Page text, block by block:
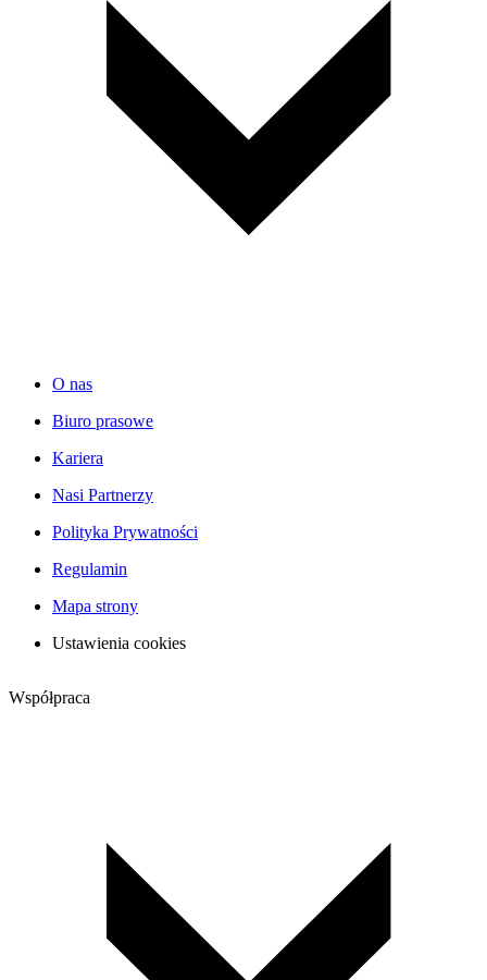
O nas
Biuro prasowe
Kariera
Nasi Partnerzy
Polityka Prywatności
Regulamin
Mapa strony
Ustawienia cookies
Współpraca